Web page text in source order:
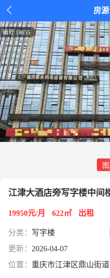
 房
编号:14655
江津大酒店旁写字楼中间
19950元/月 622㎡ 出租
分类： 写字楼
更新： 2026-04-07
位置： 重庆市江津区鼎山街道